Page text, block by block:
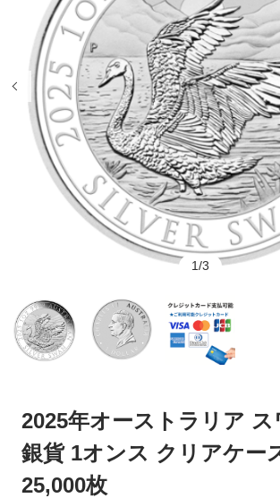
鑑定済みコイン 人気のカラ
クリスマスギフト お盆セール
プラチナ
パラジウム スリーグレ
ウナとライオン カンガルー
コアラ銀貨 カワセミ銀
クルーガーランド銀貨 パンダ銀貨
リベルタード銀貨 エレファン
ロイヤルミントコイン シルバーラウ
価値のある外国銀貨の特徴を購
入前に知ろう
銀貨の販売
ョン品を手
銀貨を通販で購入できる方法。
そのメリットとは
銀貨の相場
メリットと
銀貨をコレクションするなら評
判を調べておこう
銀貨の買取
法について
銀貨の口コミで押さえたいポイ
ントや見方、注意点とは
コレクショ
の銀貨を紹
銀貨が人気の理由は？注目が集
まっている種類を解説
銀貨の購入
完結する通
銀貨の相場は今いくら？価格の
銀貨の価値
銀貨で投資は可能！その理由と
方法とは
記念銀貨と
クーポンのご利用方法
クレジット
い場合
キャンセルポリシーについて
1/3
2025年オーストラリア ス
銀貨 1オンス クリアケー
25,000枚